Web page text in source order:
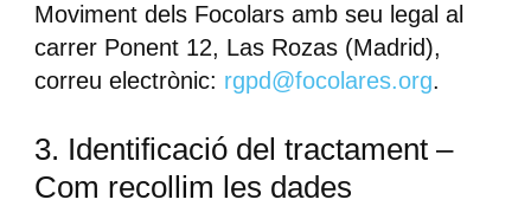
Moviment dels Focolars amb seu legal al
carrer Ponent 12, Las Rozas (Madrid),
correu electrònic: rgpd@focolares.org.
3. Identificació del tractament –
Com recollim les dades